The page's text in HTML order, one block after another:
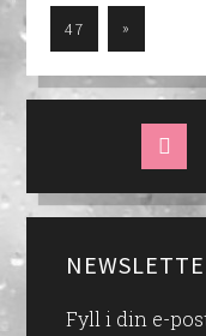
47 »
Fyll i din e-